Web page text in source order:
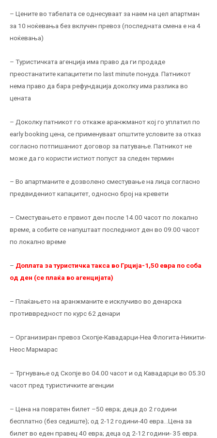
– Цените во табелата се однесуваат за наем на цел апартман
за 10 ноќевања без вклучен превоз (последната смена е на 4
ноќевања)
– Туристичката агенција има право да ги продаде
преостанатите капацитети по last minute понуда. Патникот
нема право да бара рефундација доколку има разлика во
цената
– Доколку патникот го откаже аранжманот кој го уплатил по
early booking цена, се применуваат општите условите за отказ
согласно потпишаниот договор за патување. Патникот не
може да го користи истиот попуст за следен термин
– Во апартманите е дозволено сместување на лица согласно
предвидениот капацитет, односно број на кревети
– Сместувањето е првиот ден после 14.00 часот по локално
време, а собите се напуштаат последниот ден во 09.00 часот
по локално време
– Доплата за туристичка такса во Грција-1,50 евра по соба
од ден (се плаќа во агенцијата)
– Плаќањето на аранжманите е исклучиво во денарска
противвредност по курс 62 денари
– Организиран превоз Скопје-Кавадарци-Неа Флогита-Никити-
Неос Мармарас
– Тргнување од Скопје во 04.00 часот и од Кавадарци во 05.30
часот пред туристичките агенции
– Цена на повратен билет –50 евра; деца до 2 години
бесплатно (без седиште); од 2-12 години-40 евра…Цена за
билет во еден правец 40 евра; деца од 2-12 години- 35 евра.